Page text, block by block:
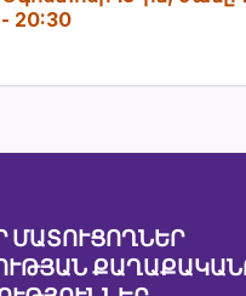
- 20:30
ՄԱՏՈՒՑՈՂՆԵՐ